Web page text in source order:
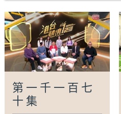
第一千一百七
十集